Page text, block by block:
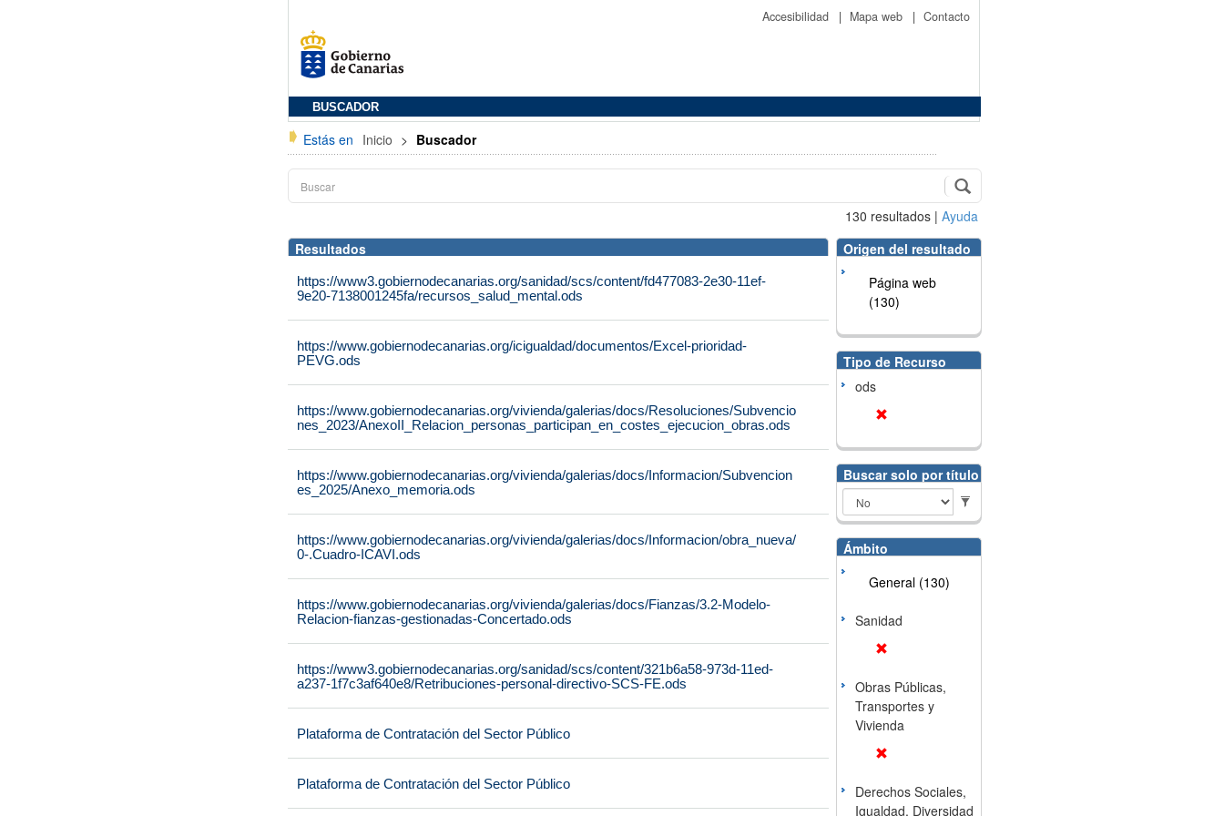
Accesibilidad | Mapa web | Contacto
BUSCADOR
Estás en Inicio > Buscador
130 resultados | Ayuda
Resultados
https://www3.gobiernodecanarias.org/sanidad/scs/content/fd477083-2e30-11ef-
9e20-7138001245fa/recursos_salud_mental.ods
https://www.gobiernodecanarias.org/icigualdad/documentos/Excel-prioridad-
PEVG.ods
https://www.gobiernodecanarias.org/vivienda/galerias/docs/Resoluciones/Subvencio
nes_2023/AnexoII_Relacion_personas_participan_en_costes_ejecucion_obras.ods
https://www.gobiernodecanarias.org/vivienda/galerias/docs/Informacion/Subvencion
es_2025/Anexo_memoria.ods
https://www.gobiernodecanarias.org/vivienda/galerias/docs/Informacion/obra_nueva/
0-.Cuadro-ICAVI.ods
https://www.gobiernodecanarias.org/vivienda/galerias/docs/Fianzas/3.2-Modelo-
Relacion-fianzas-gestionadas-Concertado.ods
https://www3.gobiernodecanarias.org/sanidad/scs/content/321b6a58-973d-11ed-
a237-1f7c3af640e8/Retribuciones-personal-directivo-SCS-FE.ods
Plataforma de Contratación del Sector Público
Plataforma de Contratación del Sector Público
Origen del resultado
Página web
(130)
Tipo de Recurso
ods
Buscar solo por título
Ámbito
General (130)
Sanidad
Obras Públicas,
Transportes y
Vivienda
Derechos Sociales,
Igualdad, Diversidad